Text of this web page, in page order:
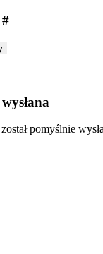
pomyślnie